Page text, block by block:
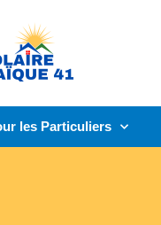
les Particuliers